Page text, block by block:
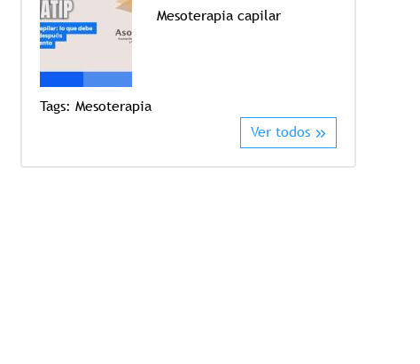
Mesoterapia capilar
Tags: Mesoterapia
Ver todos